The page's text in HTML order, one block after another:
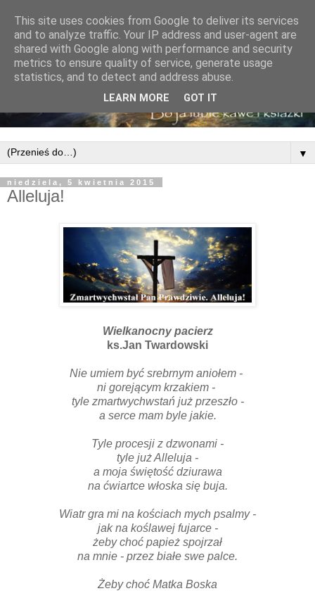
▼
niedziela, 5 kwietnia 2015
Alleluja!
Wielkanocny pacierz
ks.Jan Twardowski
Nie umiem być srebrnym aniołem -
ni gorejącym krzakiem -
tyle zmartwychwstań już przeszło -
a serce mam byle jakie.
Tyle procesji z dzwonami -
tyle już Alleluja -
a moja świętość dziurawa
na ćwiartce włoska się buja.
Wiatr gra mi na kościach mych psalmy -
jak na koślawej fujarce -
żeby choć papież spojrzał
na mnie - przez białe swe palce.
Żeby choć Matka Boska
This site uses cookies from Google to deliver its services
and to analyze traffic. Your IP address and user-agent are
shared with Google along with performance and security
metrics to ensure quality of service, generate usage
statistics, and to detect and address abuse.
LEARN MORE GOT IT